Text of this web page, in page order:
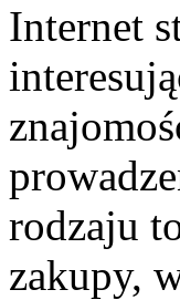
Internet
rodzaju
zakupy,